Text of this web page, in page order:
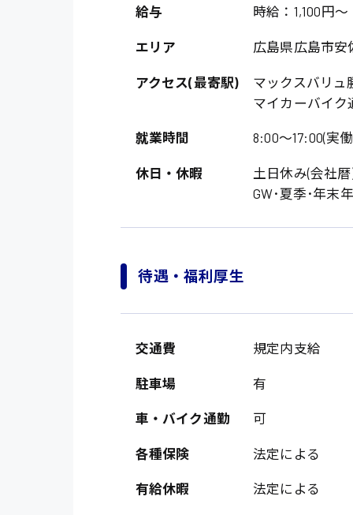
製造・軽作業・物流
組立、加工
廿日市市
山県郡
大竹市
給与 時給：1,100円～
エリア 広島県広島市安
アクセス(最寄駅)
マックスバリュ
マイカーバイク
就業時間 8:00〜17:00(実
休日・休暇
土日休み(会社暦
GW･夏季･年末
待遇・福利厚生
交通費 規定内支給
駐車場 有
車・バイク通勤 可
各種保険 法定による
有給休暇 法定による